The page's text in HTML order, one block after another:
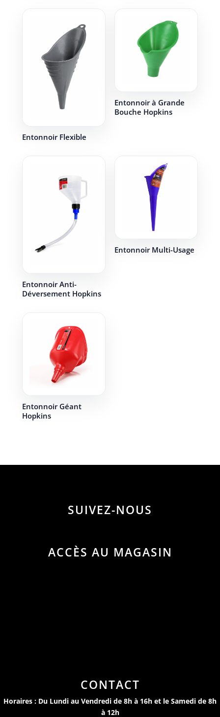
Entonnoir Flexible
Entonnoir à Grande
Bouche Hopkins
Entonnoir Anti-
Déversement Hopkins
Entonnoir Multi-Usage
Entonnoir Géant
Hopkins
SUIVEZ-NOUS
ACCÈS AU MAGASIN
CONTACT
Horaires : Du Lundi au Vendredi de 8h à 16h et le Samedi de 8h
à 12h